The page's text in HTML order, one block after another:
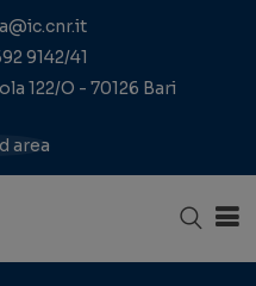
9142/41
122/O - 70126 Bari
area